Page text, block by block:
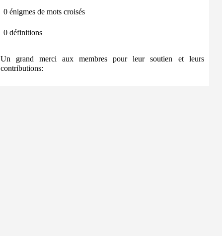
0 énigmes de mots croisés
0 définitions
Un grand merci aux membres pour leur soutien et leurs
contributions: